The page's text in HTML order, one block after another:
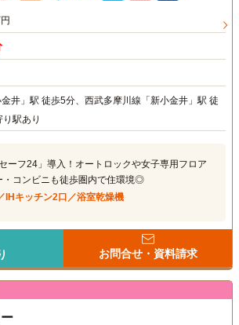
金井」駅 徒歩5分、西武多摩川線「新小金井」駅 徒
駅あり
ーフ24」導入！オートロックや女子専用フロア
・コンビニも徒歩圏内で住環境◎
IHキッチン2口／浴室乾燥機
お問合せ・資料請求